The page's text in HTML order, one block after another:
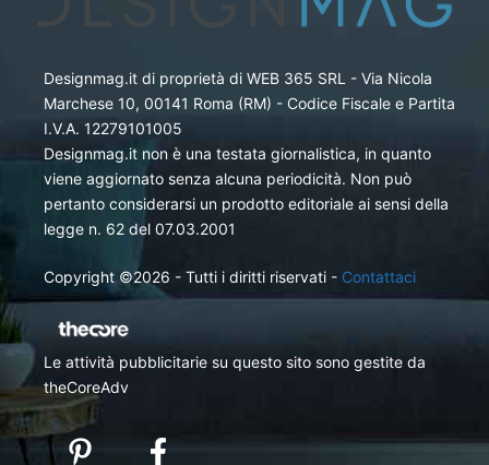
Designmag.it di proprietà di WEB 365 SRL - Via Nicola
Marchese 10, 00141 Roma (RM) - Codice Fiscale e Partita
I.V.A. 12279101005
Designmag.it non è una testata giornalistica, in quanto
viene aggiornato senza alcuna periodicità. Non può
pertanto considerarsi un prodotto editoriale ai sensi della
legge n. 62 del 07.03.2001
Copyright ©2026 - Tutti i diritti riservati - Contattaci
Le attività pubblicitarie su questo sito sono gestite da
theCoreAdv